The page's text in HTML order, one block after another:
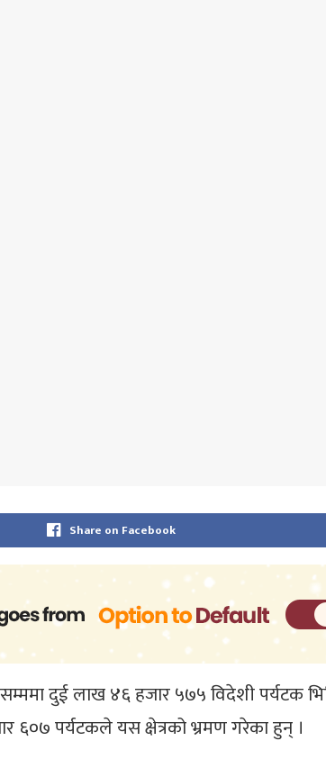
Share on Facebook
दुई लाख ४६ हजार ५७५ विदेशी पर्यटक
पर्यटकले यस क्षेत्रको भ्रमण गरेका हुन् ।